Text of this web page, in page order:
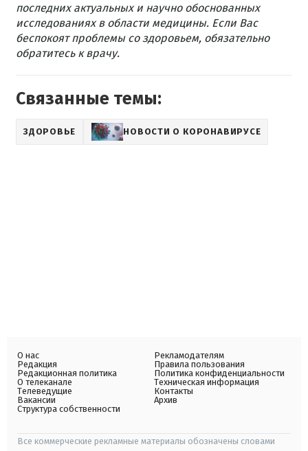
последних актуальных и научно обоснованных
исследованиях в области медицины. Если Вас
беспокоят проблемы со здоровьем, обязательно
обратитесь к врачу.
Связанные темы:
ЗДОРОВЬЕ НОВОСТИ О КОРОНАВИРУСЕ
О нас
Редакция
Редакционная политика
О телеканале
Телеведущие
Вакансии
Структура собственности
Рекламодателям
Правила пользования
Политика конфиденциальности
Техническая информация
Контакты
Архив
Все коммерческие рекламные материалы обозначены словами